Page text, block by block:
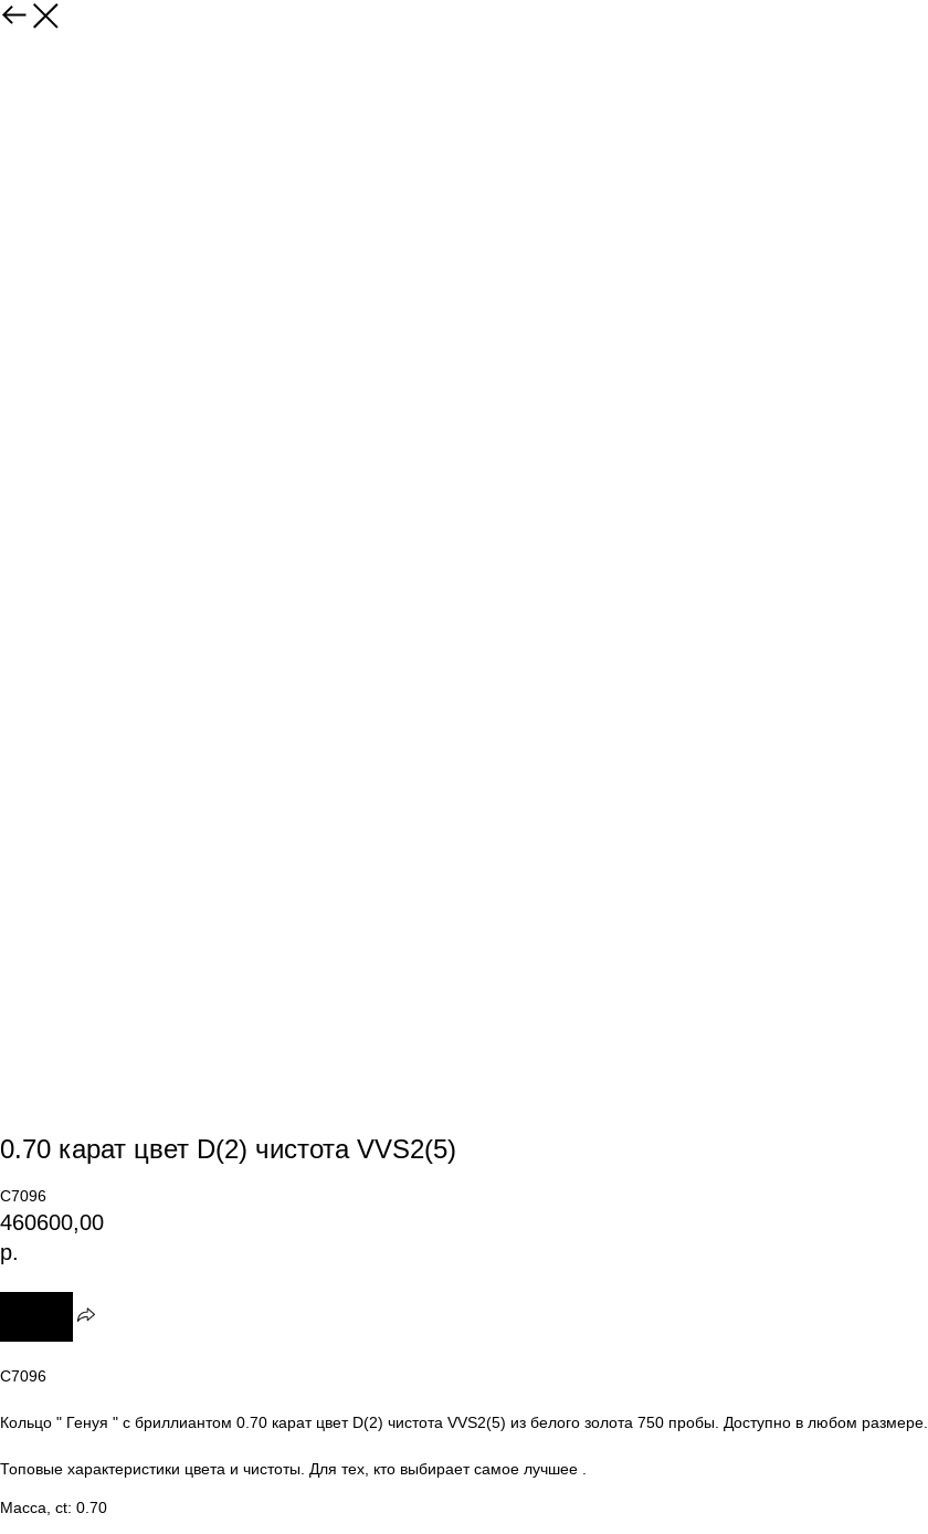
0.70 карат цвет D(2) чистота VVS2(5)
C7096
460600,00
р.
C7096
Кольцо " Генуя " с бриллиантом 0.70 карат цвет D(2) чистота VVS2(5) из белого золота 750 пробы. Доступно в любом размере.
Топовые характеристики цвета и чистоты. Для тех, кто выбирает самое лучшее .
Масса, ct: 0.70